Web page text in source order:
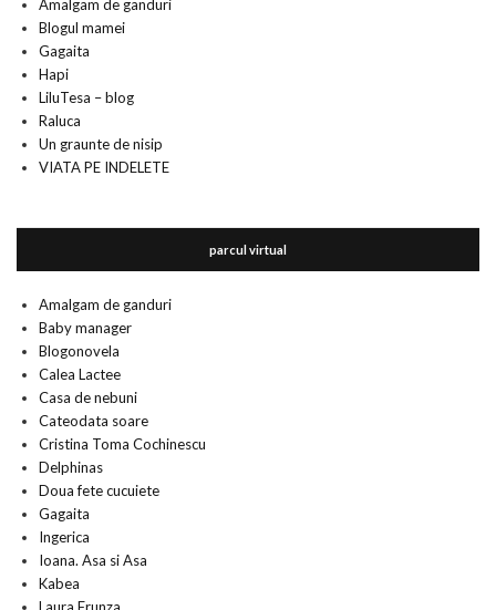
Amalgam de ganduri
Blogul mamei
Gagaita
Hapi
LiluTesa – blog
Raluca
Un graunte de nisip
VIATA PE INDELETE
parcul virtual
Amalgam de ganduri
Baby manager
Blogonovela
Calea Lactee
Casa de nebuni
Cateodata soare
Cristina Toma Cochinescu
Delphinas
Doua fete cucuiete
Gagaita
Ingerica
Ioana. Asa si Asa
Kabea